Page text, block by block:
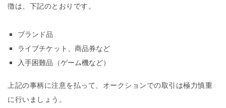
徴は、下記のとおりです。
ブランド品
ライブチケット、商品券など
入手困難品（ゲーム機など）
上記の事柄に注意を払って、オークションでの取引は極力慎重
に行いましょう。